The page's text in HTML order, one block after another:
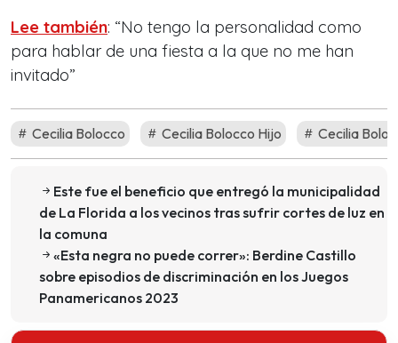
Lee también: “No tengo la personalidad como
para hablar de una fiesta a la que no me han
invitado”
Cecilia Bolocco Cecilia Bolocco Hijo Cecilia
Este fue el beneficio que entregó la municipalidad
de La Florida a los vecinos tras sufrir cortes de luz en
la comuna
«Esta negra no puede correr»: Berdine Castillo
sobre episodios de discriminación en los Juegos
Panamericanos 2023